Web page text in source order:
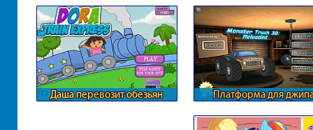
Даша перевозит обезьян Платформа для